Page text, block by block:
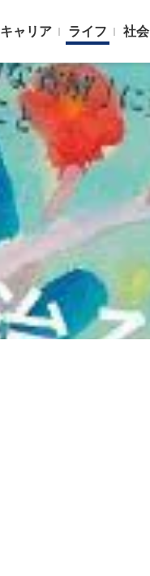
キャリア ライフ 社会